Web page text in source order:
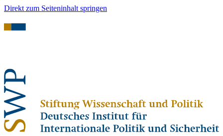
Direkt zum Seiteninhalt springen